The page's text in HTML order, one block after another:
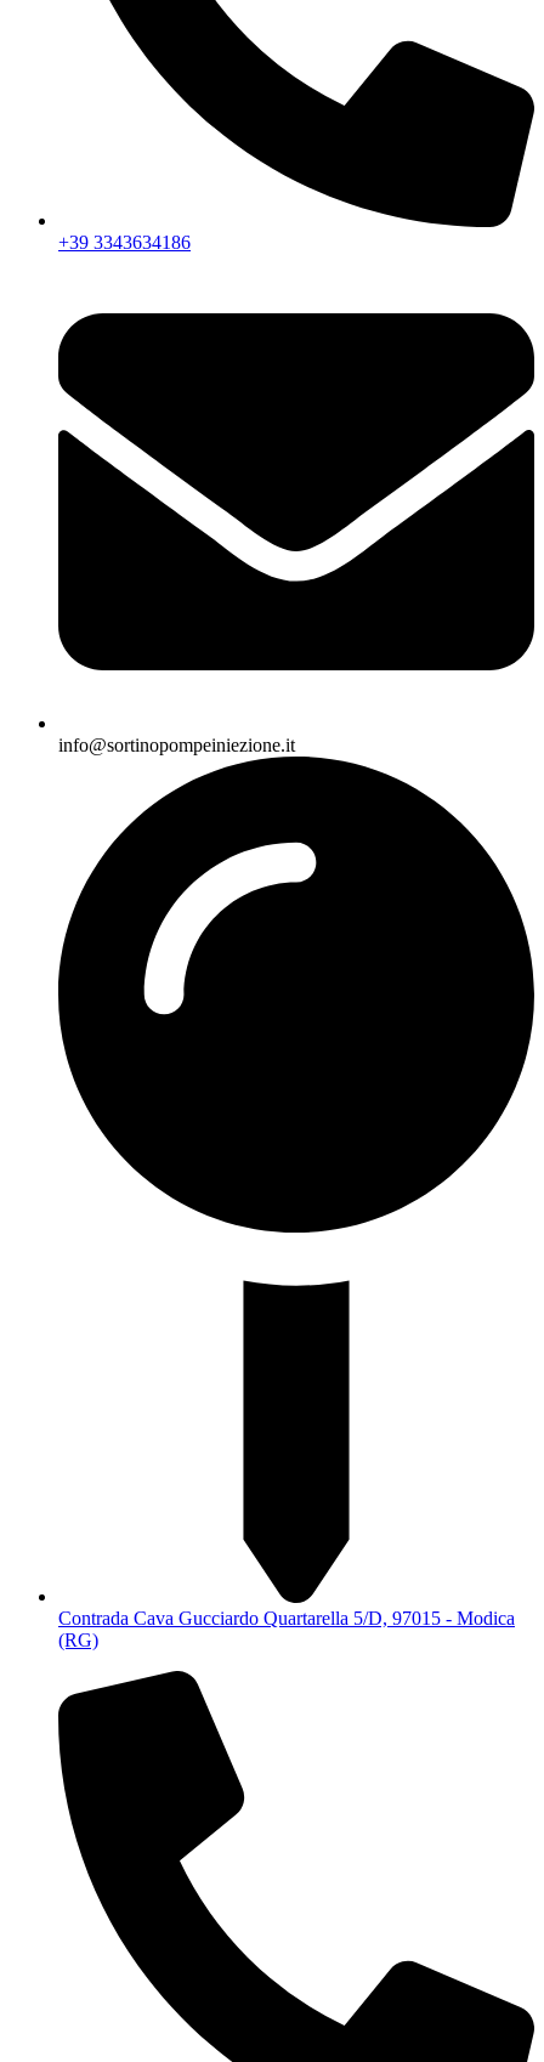
+39 3343634186
info@sortinopompeiniezione.it
Contrada Cava Gucciardo Quartarella 5/D, 97015 - Modica
(RG)